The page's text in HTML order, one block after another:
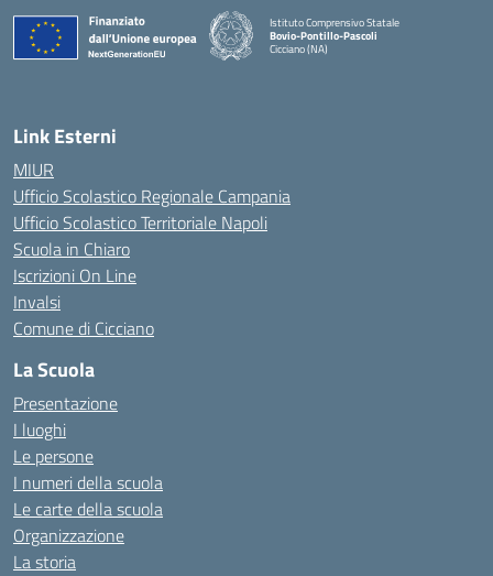
Istituto Comprensivo Statale
Bovio-Pontillo-Pascoli
Cicciano (NA)
Link Esterni
MIUR
Ufficio Scolastico Regionale Campania
Ufficio Scolastico Territoriale Napoli
Scuola in Chiaro
Iscrizioni On Line
Invalsi
Comune di Cicciano
La Scuola
Presentazione
I luoghi
Le persone
I numeri della scuola
Le carte della scuola
Organizzazione
La storia